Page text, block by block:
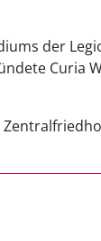
der
Curia